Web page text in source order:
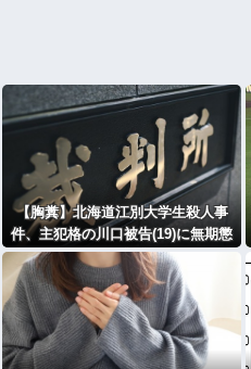
【胸糞】北海道江別大学生殺人事
件、主犯格の川口被告(19)に無期懲
役の判決